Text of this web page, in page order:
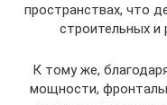
пространствах, что
строительных и
К тому же,
мощности,